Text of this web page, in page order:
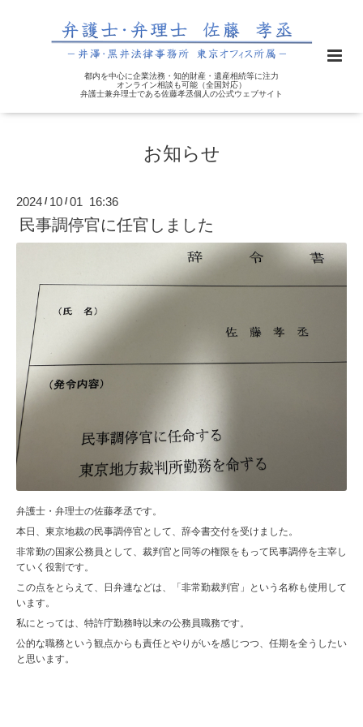
都内を中心に企業法務・知的財産・遺産相続等に注力
オンライン相談も可能（全国対応）
弁護士兼弁理士である佐藤孝丞個人の公式ウェブサイト
お知らせ
2024 / 10 /01 16:36
民事調停官に任官しました
弁護士・弁理士の佐藤孝丞です。
本日、東京地裁の民事調停官として、辞令書交付を受けました。
非常勤の国家公務員として、裁判官と同等の権限をもって民事調停を主宰し
ていく役割です。
この点をとらえて、日弁連などは、「非常勤裁判官」という名称も使用して
います。
私にとっては、特許庁勤務時以来の公務員職務です。
公的な職務という観点からも責任とやりがいを感じつつ、任期を全うしたい
と思います。